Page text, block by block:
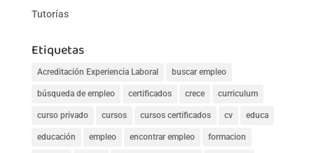
Tutorías
Etiquetas
Acreditación Experiencia Laboral buscar empleo
búsqueda de empleo certificados crece curriculum
curso privado cursos cursos certificados cv educa
educación empleo encontrar empleo formacion